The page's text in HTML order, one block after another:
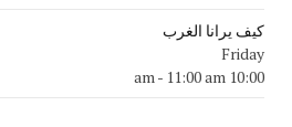
كيف يرانا الغرب
Friday
10:00 am
- 11:00 am